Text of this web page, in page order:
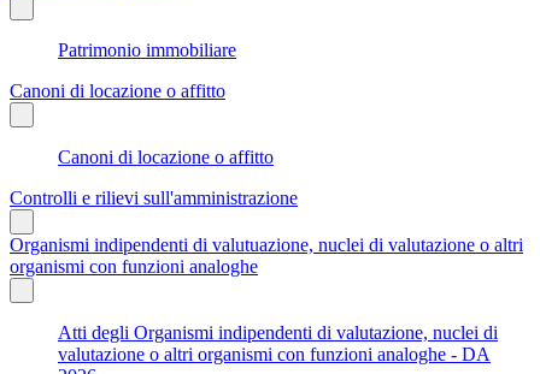
Patrimonio immobiliare
Canoni di locazione o affitto
Canoni di locazione o affitto
Controlli e rilievi sull'amministrazione
Organismi indipendenti di valutuazione, nuclei di valutazione o altri
organismi con funzioni analoghe
Atti degli Organismi indipendenti di valutazione, nuclei di
valutazione o altri organismi con funzioni analoghe - DA